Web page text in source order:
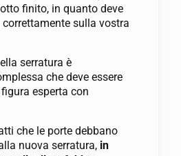
finito, in quanto deve
sulla vostra
serratura è
che deve essere
esperta con
che le porte debbano
nuova serratura, in